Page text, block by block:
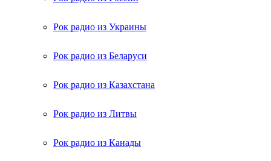
Рок радио из Украины
Рок радио из Беларуси
Рок радио из Казахстана
Рок радио из Литвы
Рок радио из Канады